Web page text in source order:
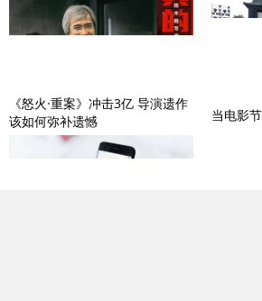
《怒火·重案》冲击3亿 导演遗作
该如何弥补遗憾
当电影